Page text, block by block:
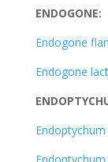
ENDOGONE:
Endogone
Endogone